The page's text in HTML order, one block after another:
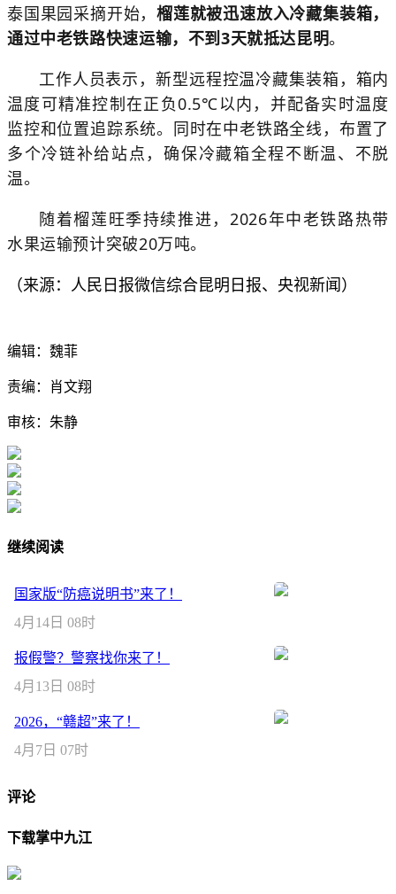
泰国果园采摘开始，榴莲就被迅速放入冷藏集装箱，
通过中老铁路快速运输，不到3天就抵达昆明。
工作人员表示，新型远程控温冷藏集装箱，箱内
温度可精准控制在正负0.5℃以内，并配备实时温度
监控和位置追踪系统。同时在中老铁路全线，布置了
多个冷链补给站点，确保冷藏箱全程不断温、不脱
温。
随着榴莲旺季持续推进，2026年中老铁路热带
水果运输预计突破20万吨。
（来源：人民日报微信综合昆明日报、央视新闻 ）
编辑：魏菲
责编：肖文翔
审核：朱静
继续阅读
国家版“防癌说明书”来了！
4月14日 08时
报假警？警察找你来了！
4月13日 08时
2026，“赣超”来了！
4月7日 07时
评论
下载掌中九江